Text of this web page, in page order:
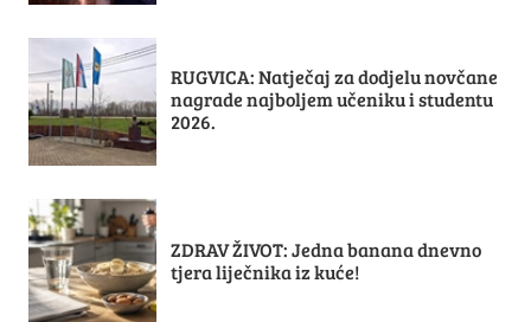
RUGVICA: Natječaj za dodjelu novčane
nagrade najboljem učeniku i studentu
2026.
ZDRAV ŽIVOT: Jedna banana dnevno
tjera liječnika iz kuće!